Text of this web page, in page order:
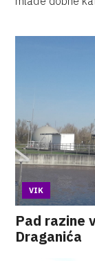
VIK
Pad razine
Draganića